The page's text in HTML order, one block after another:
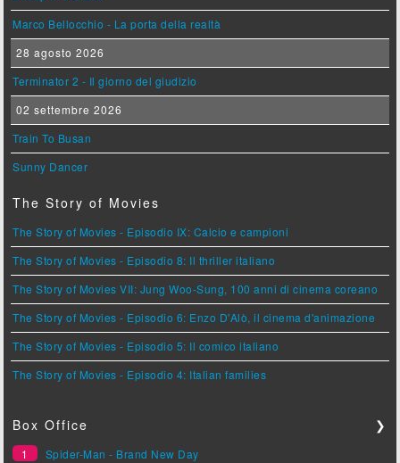
Marco Bellocchio - La porta della realtà
28 agosto 2026
Terminator 2 - Il giorno del giudizio
02 settembre 2026
Train To Busan
Sunny Dancer
The Story of Movies
The Story of Movies - Episodio IX: Calcio e campioni
The Story of Movies - Episodio 8: Il thriller italiano
The Story of Movies VII: Jung Woo-Sung, 100 anni di cinema coreano
The Story of Movies - Episodio 6: Enzo D'Alò, il cinema d'animazione
The Story of Movies - Episodio 5: Il comico italiano
The Story of Movies - Episodio 4: Italian families
Box Office ❯
1
Spider-Man - Brand New Day